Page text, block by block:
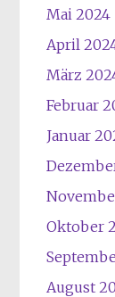
Mai 2024
April
März
Februar
Januar
Oktober
August